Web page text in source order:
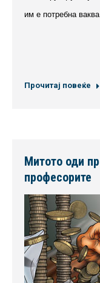
им е потребна ваква
Прочитај повеќе
Митото оди
професорите